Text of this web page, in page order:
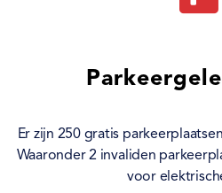
Er zijn 250 gratis
Waaronder 2 invaliden
voor